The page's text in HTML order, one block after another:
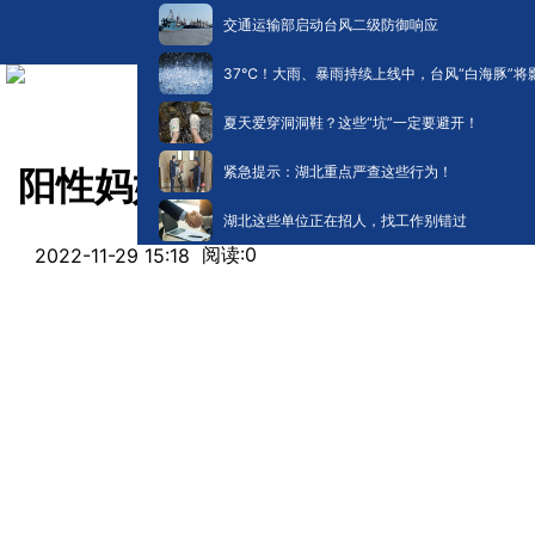
交通运输部启动台风二级防御响应
​37℃！大雨、暴雨持续上线中，台风“白海豚”将
夏天爱穿洞洞鞋？这些“坑”一定要避开！
紧急提示：湖北重点严查这些行为！
湖北这些单位正在招人，找工作别错过
阳性妈妈照顾抑郁症儿子居家
2022-11-29 15:18 阅读:0